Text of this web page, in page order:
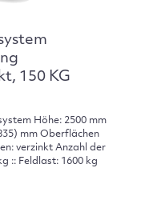
150 KG
Höhe: 2500 mm
mm Oberflächen
verzinkt Anzahl der
:: Feldlast: 1600 kg